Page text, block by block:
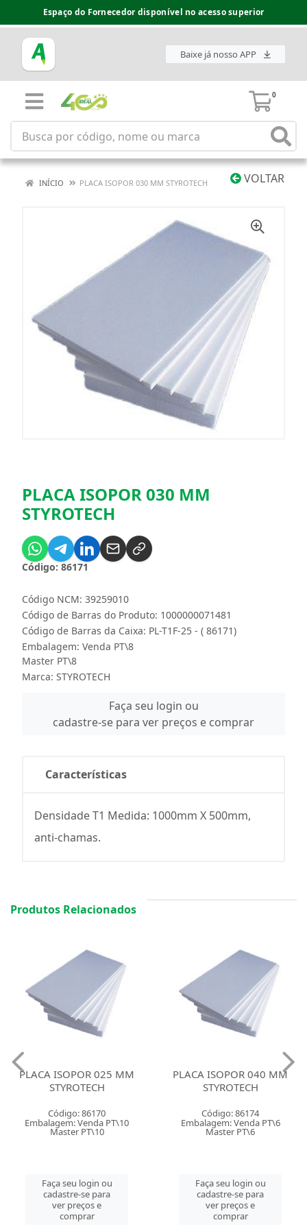
Espaço do Fornecedor disponível no acesso superior
Baixe já nosso APP
0
VOLTAR
INÍCIO PLACA ISOPOR 030 MM STYROTECH
PLACA ISOPOR 030 MM
STYROTECH
Código: 86171
Código NCM: 39259010
Código de Barras do Produto: 1000000071481
Código de Barras da Caixa: PL-T1F-25 - ( 86171)
Embalagem: Venda PT\8
Master PT\8
Marca: STYROTECH
Faça seu login ou
cadastre-se para ver preços e comprar
Características
Densidade T1 Medida: 1000mm X 500mm,
anti-chamas.
Produtos Relacionados
PLACA ISOPOR 025 MM
STYROTECH
Código: 86170
Embalagem: Venda PT\10
Master PT\10
Faça seu login ou
cadastre-se para
ver preços e
comprar
PLACA ISOPOR 040 MM
STYROTECH
Código: 86174
Embalagem: Venda PT\6
Master PT\6
Faça seu login ou
cadastre-se para
ver preços e
comprar